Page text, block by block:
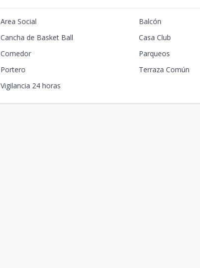
Area Social
Balcón
Cancha de Basket Ball
Casa Club
Comedor
Parqueos
Portero
Terraza Común
Vigilancia 24 horas